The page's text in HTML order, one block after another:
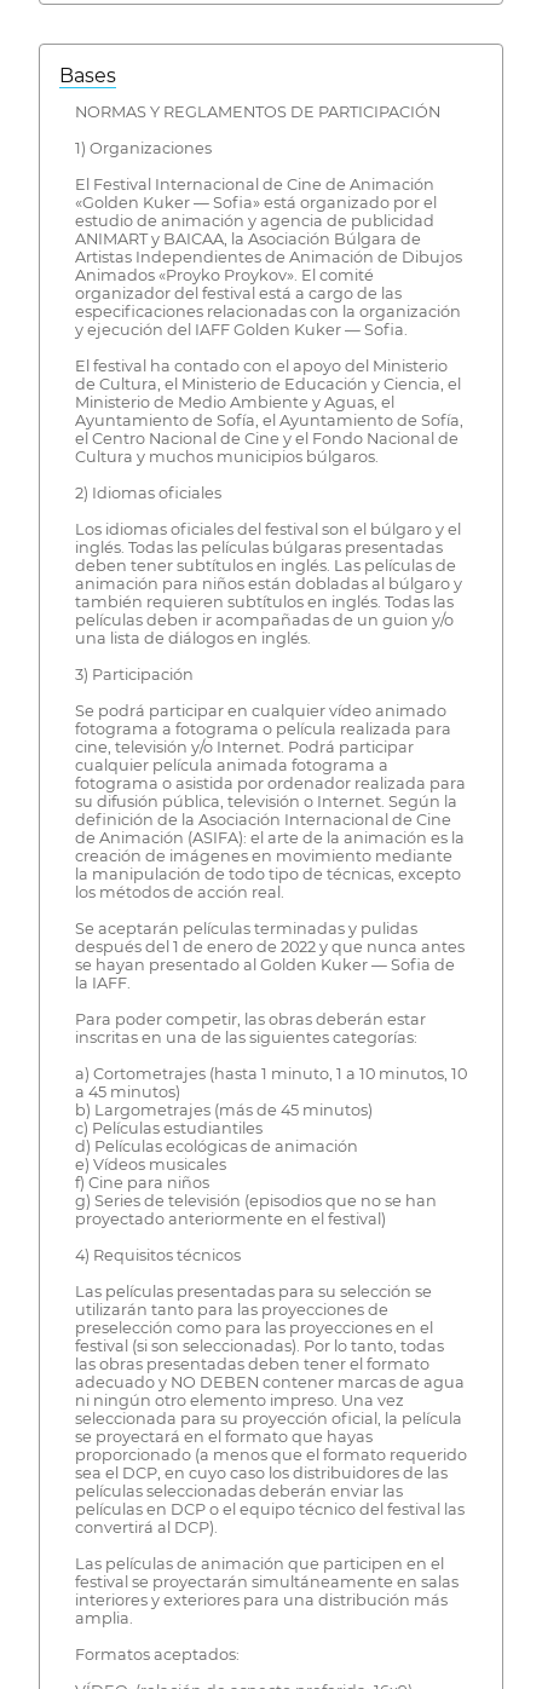
Bases
NORMAS Y REGLAMENTOS DE PARTICIPACIÓN
1) Organizaciones
El Festival Internacional de Cine de Animación
«Golden Kuker — Sofia» está organizado por el
estudio de animación y agencia de publicidad
ANIMART y BAICAA, la Asociación Búlgara de
Artistas Independientes de Animación de Dibujos
Animados «Proyko Proykov». El comité
organizador del festival está a cargo de las
especificaciones relacionadas con la organización
y ejecución del IAFF Golden Kuker — Sofia.
El festival ha contado con el apoyo del Ministerio
de Cultura, el Ministerio de Educación y Ciencia, el
Ministerio de Medio Ambiente y Aguas, el
Ayuntamiento de Sofía, el Ayuntamiento de Sofía,
el Centro Nacional de Cine y el Fondo Nacional de
Cultura y muchos municipios búlgaros.
2) Idiomas oficiales
Los idiomas oficiales del festival son el búlgaro y el
inglés. Todas las películas búlgaras presentadas
deben tener subtítulos en inglés. Las películas de
animación para niños están dobladas al búlgaro y
también requieren subtítulos en inglés. Todas las
películas deben ir acompañadas de un guion y/o
una lista de diálogos en inglés.
3) Participación
Se podrá participar en cualquier vídeo animado
fotograma a fotograma o película realizada para
cine, televisión y/o Internet. Podrá participar
cualquier película animada fotograma a
fotograma o asistida por ordenador realizada para
su difusión pública, televisión o Internet. Según la
definición de la Asociación Internacional de Cine
de Animación (ASIFA): el arte de la animación es la
creación de imágenes en movimiento mediante
la manipulación de todo tipo de técnicas, excepto
los métodos de acción real.
Se aceptarán películas terminadas y pulidas
después del 1 de enero de 2022 y que nunca antes
se hayan presentado al Golden Kuker — Sofia de
la IAFF.
Para poder competir, las obras deberán estar
inscritas en una de las siguientes categorías:
a) Cortometrajes (hasta 1 minuto, 1 a 10 minutos, 10
a 45 minutos)
b) Largometrajes (más de 45 minutos)
c) Películas estudiantiles
d) Películas ecológicas de animación
e) Vídeos musicales
f) Cine para niños
g) Series de televisión (episodios que no se han
proyectado anteriormente en el festival)
4) Requisitos técnicos
Las películas presentadas para su selección se
utilizarán tanto para las proyecciones de
preselección como para las proyecciones en el
festival (si son seleccionadas). Por lo tanto, todas
las obras presentadas deben tener el formato
adecuado y NO DEBEN contener marcas de agua
ni ningún otro elemento impreso. Una vez
seleccionada para su proyección oficial, la película
se proyectará en el formato que hayas
proporcionado (a menos que el formato requerido
sea el DCP, en cuyo caso los distribuidores de las
películas seleccionadas deberán enviar las
películas en DCP o el equipo técnico del festival las
convertirá al DCP).
Las películas de animación que participen en el
festival se proyectarán simultáneamente en salas
interiores y exteriores para una distribución más
amplia.
Formatos aceptados: